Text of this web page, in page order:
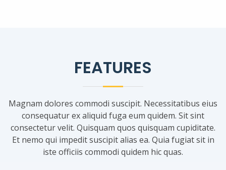
FEATURES
Magnam dolores commodi suscipit. Necessitatibus eius
consequatur ex aliquid fuga eum quidem. Sit sint
consectetur velit. Quisquam quos quisquam cupiditate.
Et nemo qui impedit suscipit alias ea. Quia fugiat sit in
iste officiis commodi quidem hic quas.